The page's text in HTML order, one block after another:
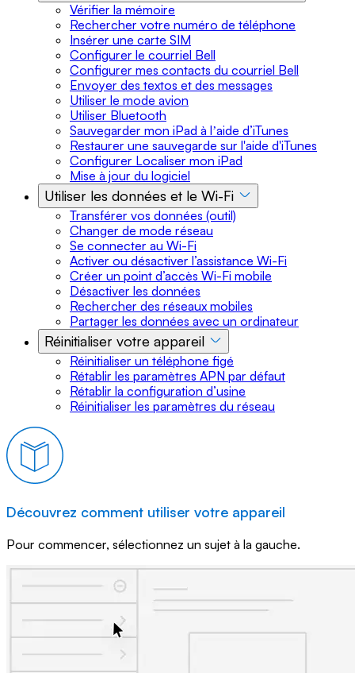
Vérifier la mémoire
Rechercher votre numéro de téléphone
Insérer une carte SIM
Configurer le courriel Bell
Configurer mes contacts du courriel Bell
Envoyer des textos et des messages
Utiliser le mode avion
Utiliser Bluetooth
Sauvegarder mon iPad à lʼaide d’iTunes
Restaurer une sauvegarde sur l'aide d'iTunes
Configurer Localiser mon iPad
Mise à jour du logiciel
Utiliser les données et le Wi-Fi
Transférer vos données (outil)
Changer de mode réseau
Se connecter au Wi-Fi
Activer ou désactiver l’assistance Wi-Fi
Créer un point d’accès Wi-Fi mobile
Désactiver les données
Rechercher des réseaux mobiles
Partager les données avec un ordinateur
Réinitialiser votre appareil
Réinitialiser un téléphone figé
Rétablir les paramètres APN par défaut
Rétablir la configuration d’usine
Réinitialiser les paramètres du réseau
Découvrez comment utiliser votre appareil
Pour commencer, sélectionnez un sujet à la gauche.